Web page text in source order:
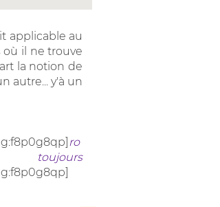
applicable au
il ne trouve
la notion de
autre... y'à un
ro